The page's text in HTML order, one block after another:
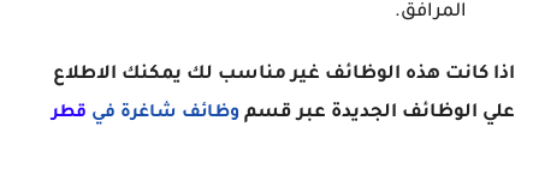
المرافق.
اذا كانت هذه الوظائف غير مناسب لك يمكنك الاطلاع
علي الوظائف الجديدة عبر قسم وظائف شاغرة في قطر